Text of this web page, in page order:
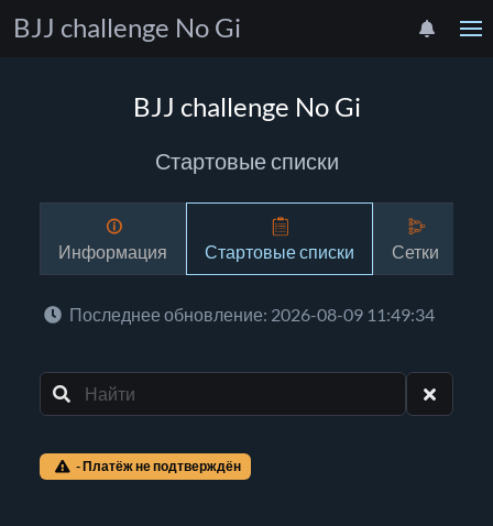
BJJ challenge No Gi
BJJ challenge No Gi
Стартовые списки
Информация Стартовые списки Сетки
Последнее обновление: 2026-08-09 11:49:34
- Платёж не подтверждён